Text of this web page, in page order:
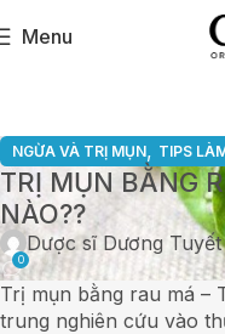
Menu
NGỪA VÀ TRỊ MỤN, TIPS
TRỊ MỤN BẰNG
NÀO??
Dược sĩ Dương
0
Trị mụn bằng rau má –
trung nghiên cứu vào